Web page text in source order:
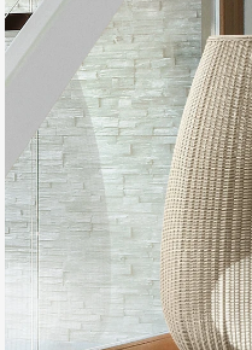
the
end
of
images
gallery